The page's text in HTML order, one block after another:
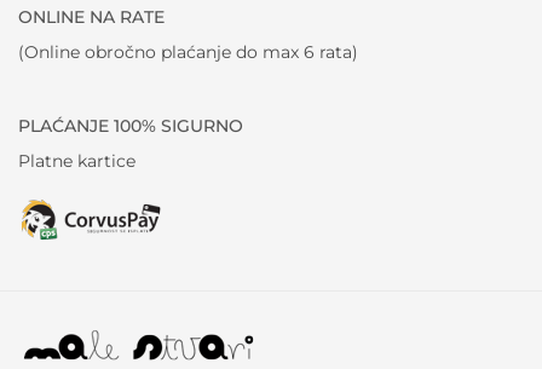
ONLINE NA RATE
(Online obročno plaćanje do max 6 rata)
PLAĆANJE 100% SIGURNO
Platne kartice